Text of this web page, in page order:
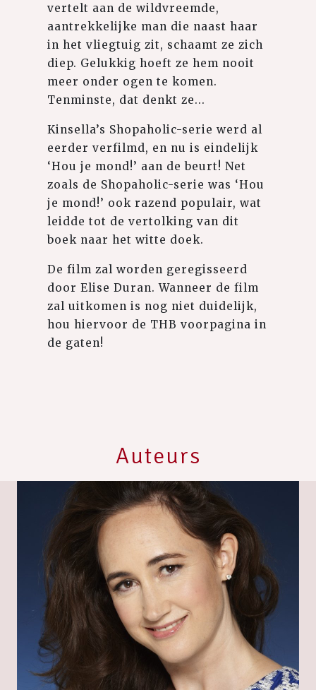
vertelt aan de wildvreemde,
aantrekkelijke man die naast haar
in het vliegtuig zit, schaamt ze zich
diep. Gelukkig hoeft ze hem nooit
meer onder ogen te komen.
Tenminste, dat denkt ze...
Kinsella’s Shopaholic-serie werd al
eerder verfilmd, en nu is eindelijk
‘Hou je mond!’ aan de beurt! Net
zoals de Shopaholic-serie was ‘Hou
je mond!’ ook razend populair, wat
leidde tot de vertolking van dit
boek naar het witte doek.
De film zal worden geregisseerd
door Elise Duran. Wanneer de film
zal uitkomen is nog niet duidelijk,
hou hiervoor de THB voorpagina in
de gaten!
Auteurs